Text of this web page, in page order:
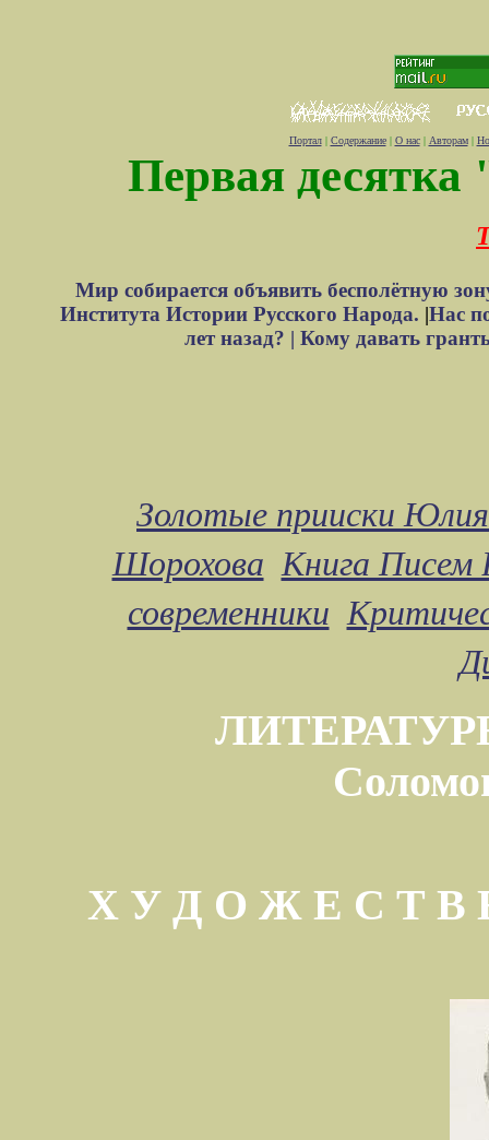
Портал| Содержание| О нас| Авторам|
Первая десятка
Мир собирается объявить бесполётную
Института Истории Русского Народа. |Нас
лет назад? | Кому давать
Золотые прииски
Шорохова Книга Писем
современники
Х У Д О Ж Е С Т